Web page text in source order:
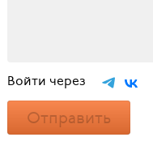
Войти через
Отправить